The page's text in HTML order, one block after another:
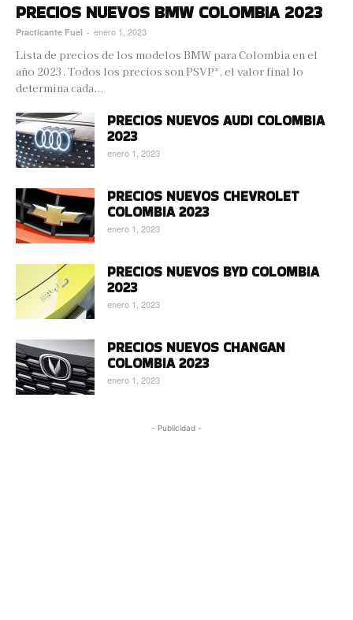
PRECIOS NUEVOS BMW COLOMBIA 2023
Practicante Fuel - enero 1, 2023
Lista de precios de los modelos BMW para Colombia en el
año 2023. Todos los precios son PSVP*, el valor final lo
determina cada...
PRECIOS NUEVOS AUDI COLOMBIA
2023
enero 1, 2023
PRECIOS NUEVOS CHEVROLET
COLOMBIA 2023
enero 1, 2023
PRECIOS NUEVOS BYD COLOMBIA
2023
enero 1, 2023
PRECIOS NUEVOS CHANGAN
COLOMBIA 2023
enero 1, 2023
- Publicidad -